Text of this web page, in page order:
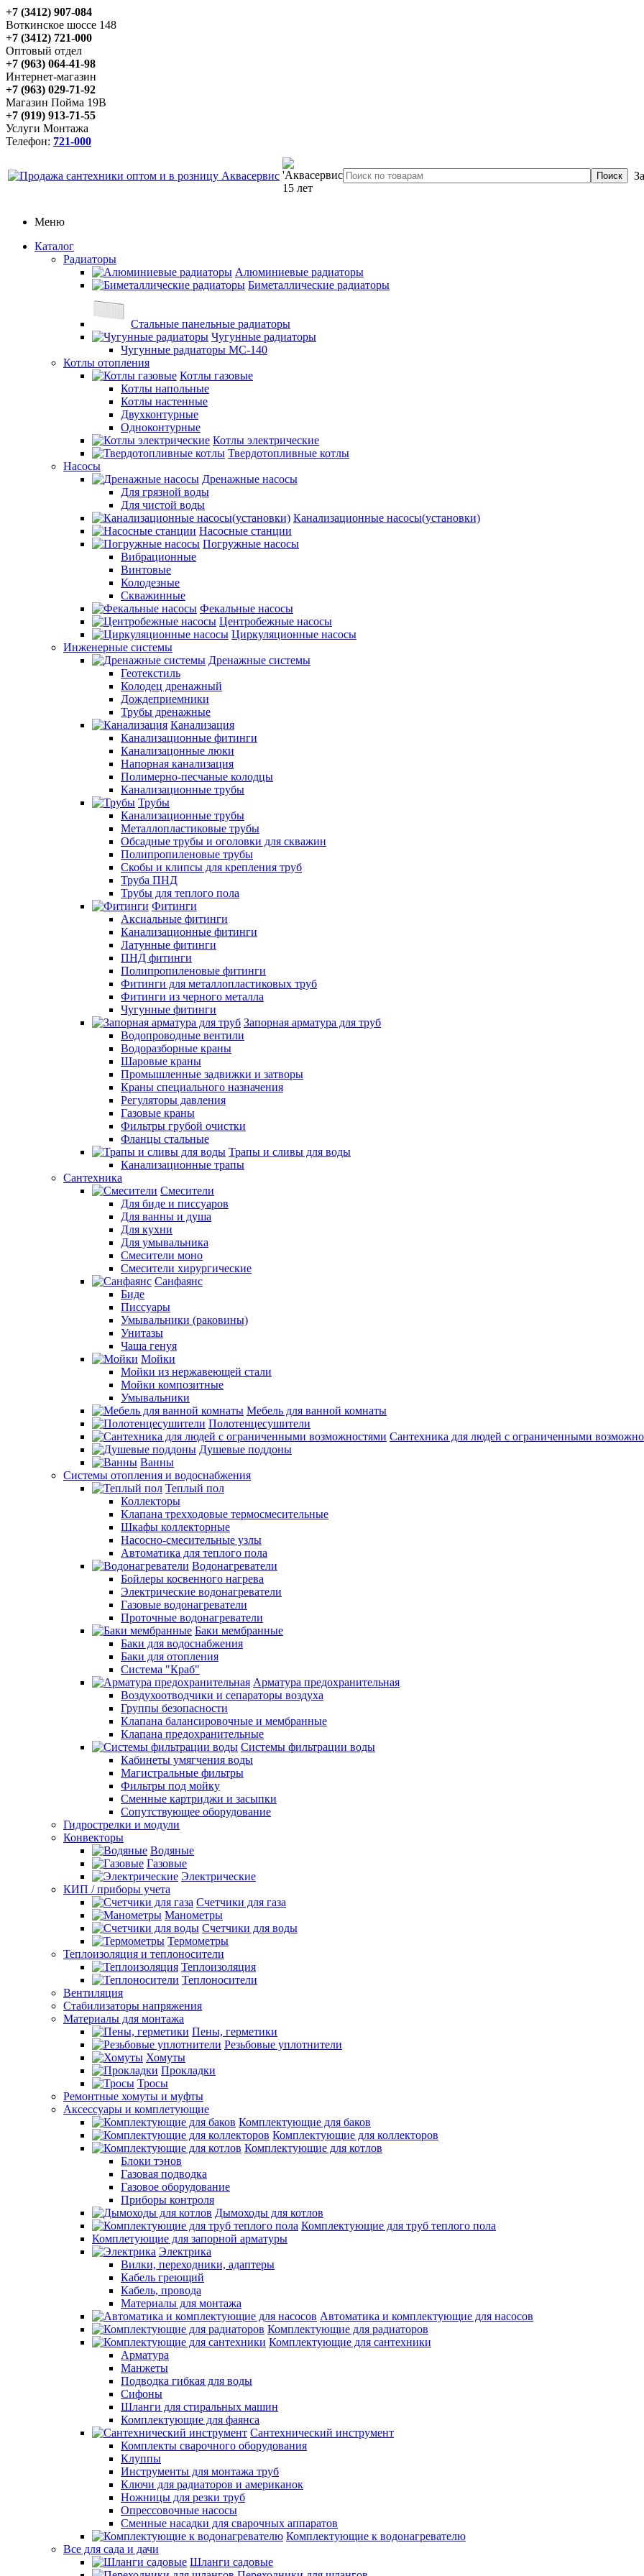
+7 (3412) 907-084
Воткинское шоссе 148
+7 (3412) 721-000
Оптовый отдел
+7 (963) 064-41-98
Интернет-магазин
+7 (963) 029-71-92
Магазин Пойма 19В
+7 (919) 913-71-55
Услуги Монтажа
Телефон: 721-000
Меню
Каталог
Радиаторы
Алюминиевые радиаторы
Биметаллические радиаторы
Стальные панельные радиаторы
Чугунные радиаторы
Чугунные радиаторы МС-140
Котлы отопления
Котлы газовые
Котлы напольные
Котлы настенные
Двухконтурные
Одноконтурные
Котлы электрические
Твердотопливные котлы
Насосы
Дренажные насосы
Для грязной воды
Для чистой воды
Канализационные насосы(установки)
Насосные станции
Погружные насосы
Вибрационные
Винтовые
Колодезные
Скважинные
Фекальные насосы
Центробежные насосы
Циркуляционные насосы
Инженерные системы
Дренажные системы
Геотекстиль
Колодец дренажный
Дождеприемники
Трубы дренажные
Канализация
Канализационные фитинги
Канализацонные люки
Напорная канализация
Полимерно-песчаные колодцы
Канализационные трубы
Трубы
Канализационные трубы
Металлопластиковые трубы
Обсадные трубы и оголовки для скважин
Полипропиленовые трубы
Скобы и клипсы для крепления труб
Труба ПНД
Трубы для теплого пола
Фитинги
Аксиальные фитинги
Канализационные фитинги
Латунные фитинги
ПНД фитинги
Полипропиленовые фитинги
Фитинги для металлопластиковых труб
Фитинги из черного металла
Чугунные фитинги
Запорная арматура для труб
Водопроводные вентили
Водоразборные краны
Шаровые краны
Промышленные задвижки и затворы
Краны специального назначения
Регуляторы давления
Газовые краны
Фильтры грубой очистки
Фланцы стальные
Трапы и сливы для воды
Канализационные трапы
Сантехника
Смесители
Для биде и писсуаров
Для ванны и душа
Для кухни
Для умывальника
Смесители моно
Смесители хирургические
Санфаянс
Биде
Писсуары
Умывальники (раковины)
Унитазы
Чаша генуя
Мойки
Мойки из нержавеющей стали
Мойки композитные
Умывальники
Мебель для ванной комнаты
Полотенцесушители
Сантехника для людей с ограниченными
Душевые поддоны
Ванны
Системы отопления и водоснабжения
Теплый пол
Коллекторы
Клапана трехходовые термосмесительные
Шкафы коллекторные
Насосно-смесительные узлы
Автоматика для теплого пола
Водонагреватели
Бойлеры косвенного нагрева
Электрические водонагреватели
Газовые водонагреватели
Проточные водонагреватели
Баки мембранные
Баки для водоснабжения
Баки для отопления
Система "Краб"
Арматура предохранительная
Воздухоотводчики и сепараторы воздуха
Группы безопасности
Клапана балансировочные и мембранные
Клапана предохранительные
Системы фильтрации воды
Кабинеты умягчения воды
Магистральные фильтры
Фильтры под мойку
Сменные картриджи и засыпки
Сопутствующее оборудование
Гидрострелки и модули
Конвекторы
Водяные
Газовые
Электрические
КИП / приборы учета
Счетчики для газа
Манометры
Счетчики для воды
Термометры
Теплоизоляция и теплоносители
Теплоизоляция
Теплоносители
Вентиляция
Стабилизаторы напряжения
Материалы для монтажа
Пены, герметики
Резьбовые уплотнители
Хомуты
Прокладки
Тросы
Ремонтные хомуты и муфты
Аксессуары и комплетующие
Комплектующие для баков
Комплектующие для коллекторов
Комплектующие для котлов
Блоки тэнов
Газовая подводка
Газовое оборудование
Приборы контроля
Дымоходы для котлов
Комплектующие для труб теплого пола
Комплетующие для запорной арматуры
Электрика
Вилки, переходники, адаптеры
Кабель греющий
Кабель, провода
Материалы для монтажа
Автоматика и комплектующие для насосов
Комплектующие для радиаторов
Комплектующие для сантехники
Арматура
Манжеты
Подводка гибкая для воды
Сифоны
Шланги для стиральных машин
Комплектующие для фаянса
Сантехнический инструмент
Комплекты сварочного оборудования
Клуппы
Инструменты для монтажа труб
Ключи для радиаторов и американок
Ножницы для резки труб
Опрессовочные насосы
Сменные насадки для сварочных аппаратов
Комплектующие к водонагревателю
Все для сада и дачи
Шланги садовые